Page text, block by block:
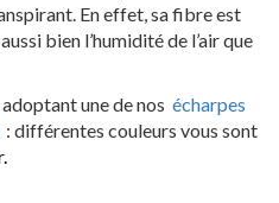
En effet, sa fibre est
bien l’humidité de l’air que
une de nos écharpes
: différentes couleurs vous sont
.